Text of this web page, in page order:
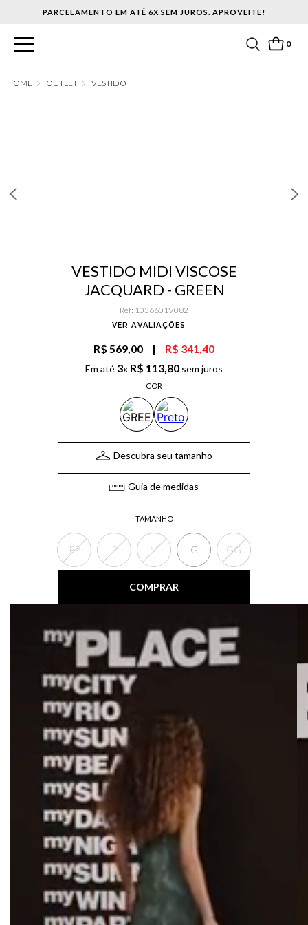
PARCELAMENTO EM ATÉ 6X SEM JUROS. APROVEITE!
0
OUTLET VESTIDO
VESTIDO MIDI VISCOSE
JACQUARD - GREEN
Ref: 1036601V082
VER AVALIAÇÕES
R$ 569,00 | R$ 341,40
Em até 3x R$ 113,80 sem juros
COR
TAMANHO
PP P M G GG
Descubra seu tamanho
Guia de medidas
COMPRAR